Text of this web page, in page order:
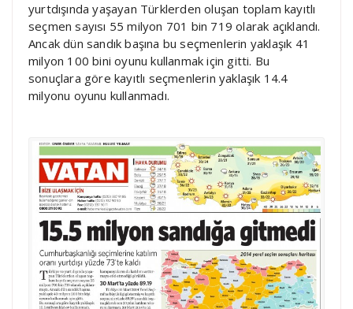
yurtdışında yaşayan Türklerden oluşan toplam kayıtlı
seçmen sayısı 55 milyon 701 bin 719 olarak açıklandı.
Ancak dün sandık başına bu seçmenlerin yaklaşık 41
milyon 100 bini oyunu kullanmak için gitti. Bu
sonuçlara göre kayıtlı seçmenlerin yaklaşık 14.4
milyonu oyunu kullanmadı.